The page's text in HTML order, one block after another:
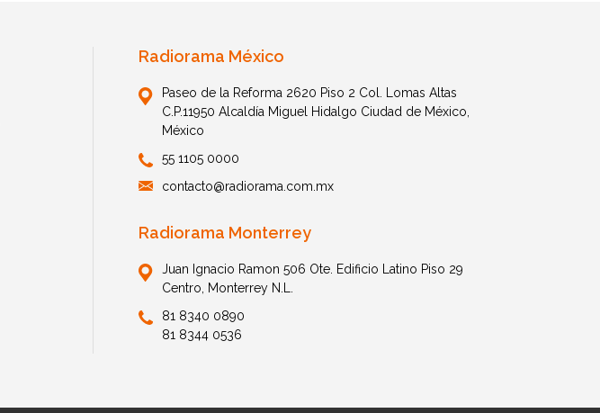
Radiorama México
Paseo de la Reforma 2620 Piso 2 Col. Lomas Altas
C.P.11950 Alcaldía Miguel Hidalgo Ciudad de México,
México
55 1105 0000
contacto@radiorama.com.mx
Radiorama Monterrey
Juan Ignacio Ramon 506 Ote. Edificio Latino Piso 29
Centro, Monterrey N.L.
81 8340 0890
81 8344 0536